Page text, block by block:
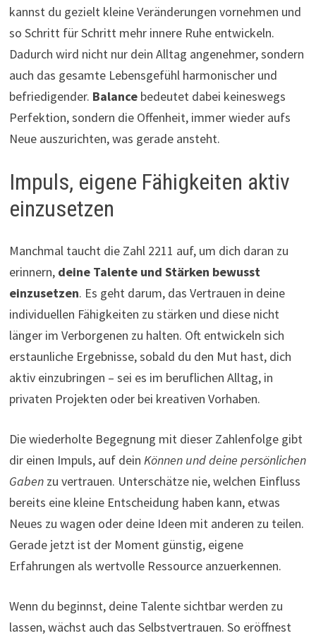
kannst du gezielt kleine Veränderungen vornehmen und
so Schritt für Schritt mehr innere Ruhe entwickeln.
Dadurch wird nicht nur dein Alltag angenehmer, sondern
auch das gesamte Lebensgefühl harmonischer und
befriedigender. Balancebedeutet dabei keineswegs
Perfektion, sondern die Offenheit, immer wieder aufs
Neue auszurichten, was gerade ansteht.
Impuls, eigene Fähigkeiten aktiv
einzusetzen
Manchmal taucht die Zahl 2211 auf, um dich daran zu
erinnern, deine Talente und Stärken bewusst
einzusetzen. Es geht darum, das Vertrauen in deine
individuellen Fähigkeiten zu stärken und diese nicht
länger im Verborgenen zu halten. Oft entwickeln sich
erstaunliche Ergebnisse, sobald du den Mut hast, dich
aktiv einzubringen – sei es im beruflichen Alltag, in
privaten Projekten oder bei kreativen Vorhaben.
Die wiederholte Begegnung mit dieser Zahlenfolge gibt
dir einen Impuls, auf dein Können und deine persönlichen
Gabenzu vertrauen. Unterschätze nie, welchen Einfluss
bereits eine kleine Entscheidung haben kann, etwas
Neues zu wagen oder deine Ideen mit anderen zu teilen.
Gerade jetzt ist der Moment günstig, eigene
Erfahrungen als wertvolle Ressource anzuerkennen.
Wenn du beginnst, deine Talente sichtbar werden zu
lassen, wächst auch das Selbstvertrauen. So eröffnest